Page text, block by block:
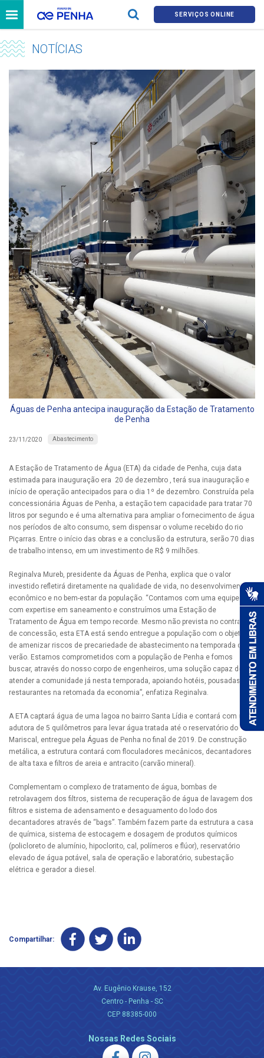
SERVIÇOS ONLINE
NOTÍCIAS
Águas de Penha antecipa inauguração da Estação de Tratamento
de Penha
23/11/2020 Abastecimento
A Estação de Tratamento de Água (ETA) da cidade de Penha, cuja data
estimada para inauguração era 20 de dezembro , terá sua inauguração e
início de operação antecipados para o dia 1º de dezembro. Construída pela
concessionária Águas de Penha, a estação tem capacidade para tratar 70
litros por segundo e é uma alternativa para ampliar o fornecimento de água
nos períodos de alto consumo, sem dispensar o volume recebido do rio
Piçarras. Entre o início das obras e a conclusão da estrutura, serão 70 dias
de trabalho intenso, em um investimento de R$ 9 milhões.
Reginalva Mureb, presidente da Águas de Penha, explica que o valor
investido refletirá diretamente na qualidade de vida, no desenvolvimento
econômico e no bem-estar da população. “Contamos com uma equipe
com expertise em saneamento e construímos uma Estação de
Tratamento de Água em tempo recorde. Mesmo não prevista no contrato
de concessão, esta ETA está sendo entregue a população com o objetivo
de amenizar riscos de precariedade de abastecimento na temporada de
verão. Estamos comprometidos com a população de Penha e fomos
buscar, através do nosso corpo de engenheiros, uma solução capaz de
atender a comunidade já nesta temporada, apoiando hotéis, pousadas e
restaurantes na retomada da economia”, enfatiza Reginalva.
A ETA captará água de uma lagoa no bairro Santa Lídia e contará com uma
adutora de 5 quilômetros para levar água tratada até o reservatório do
Mariscal, entregue pela Águas de Penha no final de 2019. De construção
metálica, a estrutura contará com floculadores mecânicos, decantadores
de alta taxa e filtros de areia e antracito (carvão mineral).
Complementam o complexo de tratamento de água, bombas de
retrolavagem dos filtros, sistema de recuperação de água de lavagem dos
filtros e sistema de adensamento e desaguamento do lodo dos
decantadores através de “bags”. Também fazem parte da estrutura a casa
de química, sistema de estocagem e dosagem de produtos químicos
(policloreto de alumínio, hipoclorito, cal, polímeros e flúor), reservatório
elevado de água potável, sala de operação e laboratório, subestação
elétrica e gerador a diesel.
Compartilhar:
Av. Eugênio Krause, 152
Centro - Penha - SC
CEP 88385-000
Nossas Redes Sociais